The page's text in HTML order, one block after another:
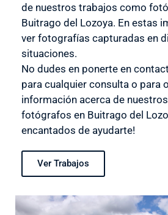
de nuestros trabajos como
Buitrago del Lozoya. En estas
ver fotografías capturadas en
situaciones.
No dudes en ponerte en
para cualquier consulta o para
información acerca de
fotógrafos en Buitrago del
encantados de ayudarte!
Ver Trabajos